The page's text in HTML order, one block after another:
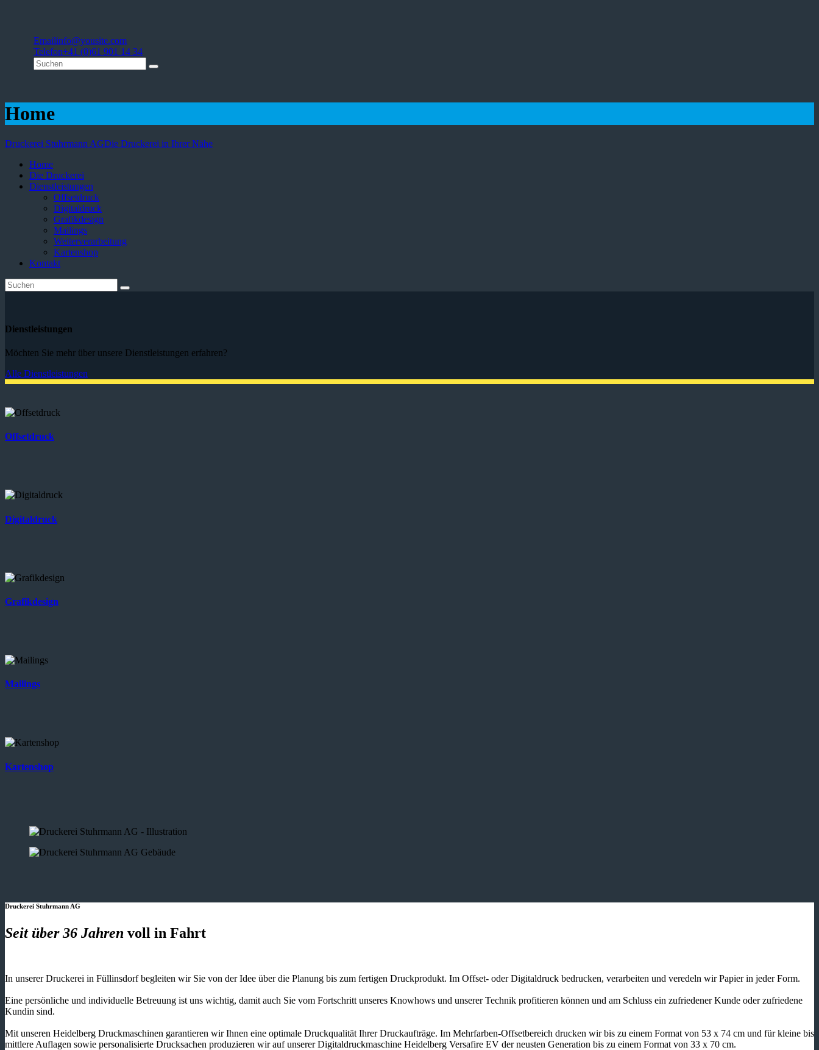
Emailinfo@yousite.com
Telefon+41 (0)61 901 14 34
Home
Druckerei Stuhrmann AGDie Druckerei in Ihrer Nähe
Home
Die Druckerei
Dienstleistungen
Offsetdruck
Digitaldruck
Grafikdesign
Mailings
Weiterverarbeitung
Kartenshop
Kontakt
Dienstleistungen
Möchten Sie mehr über unsere Dienstleistungen erfahren?
Alle Dienstleistungen
Offsetdruck
Digitaldruck
Grafikdesign
Mailings
Kartenshop
Druckerei Stuhrmann AG
Seit über 36 Jahren voll in Fahrt
In unserer Druckerei in Füllinsdorf begleiten wir Sie von der Idee über die Planung bis zum fertigen Druckprodukt. Im Offset- oder Digitaldruck bedrucken, verarbeiten und veredeln wir Papier in jeder Form.
Eine persönliche und individuelle Betreuung ist uns wichtig, damit auch Sie vom Fortschritt unseres Knowhows und unserer Technik profitieren können und am Schluss ein zufriedener Kunde oder zufriedene
Kundin sind.
Mit unseren Heidelberg Druckmaschinen garantieren wir Ihnen eine optimale Druckqualität Ihrer Druckaufträge. Im Mehrfarben-Offsetbereich drucken wir bis zu einem Format von 53 x 74 cm und für kleine bis
mittlere Auflagen sowie personalisierte Drucksachen produzieren wir auf unserer Digitaldruckmaschine Heidelberg Versafire EV der neusten Generation bis zu einem Format von 33 x 70 cm.